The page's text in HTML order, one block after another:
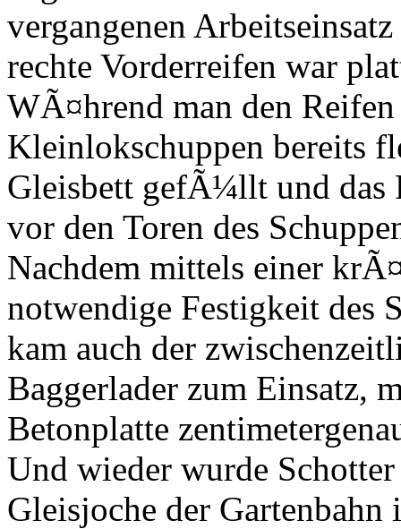
vergangenen
rechte Vorderreifen war
WÃ¤hrend man den
Kleinlokschuppen bereits
Gleisbett gefÃ¼llt und das
vor den Toren des
Nachdem mittels einer
notwendige Festigkeit des
kam auch der
Baggerlader zum Einsatz,
Betonplatte
Und wieder wurde
Gleisjoche der